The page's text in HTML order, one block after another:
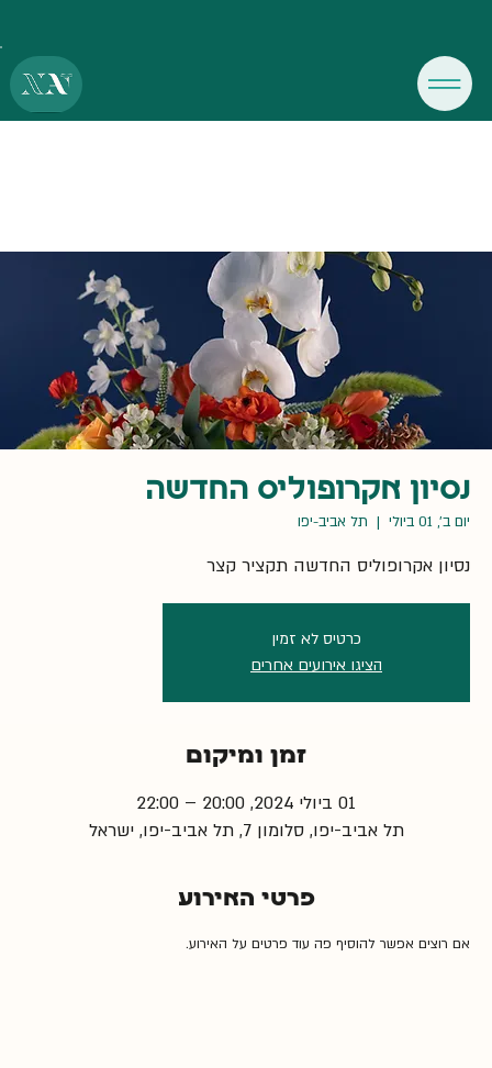
נסיון אקרופוליס החדשה
יום ב׳, 01 ביולי
  |
תל אביב-יפו
נסיון אקרופוליס החדשה תקציר קצר
כרטיס לא זמין
הציגו אירועים אחרים
זמן ומיקום
01 ביולי 2024, 20:00 – 22:00
תל אביב-יפו, סלומון 7, תל אביב-יפו, ישראל
פרטי האירוע
אם רוצים אפשר להוסיף פה עוד פרטים על האירוע.